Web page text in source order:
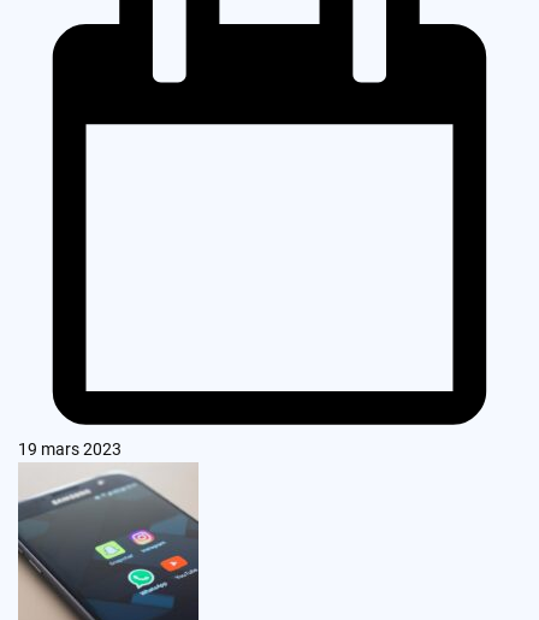
19 mars 2023